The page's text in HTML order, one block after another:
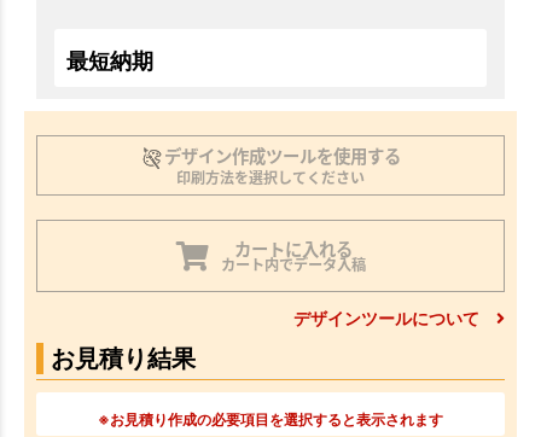
最短納期
デザイン作成ツールを使用する
印刷方法を選択してください
カートに入れる
カート内でデータ入稿
デザインツールについて
お見積り結果
※お見積り作成の必要項目を選択すると表示されます